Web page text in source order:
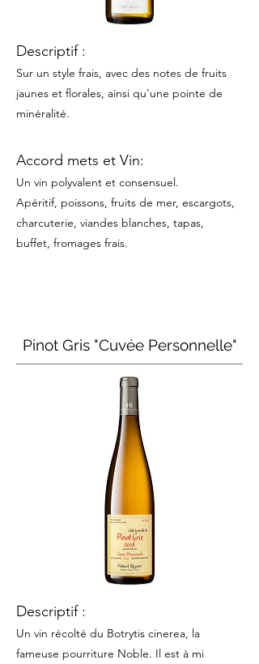
Descriptif :
Sur un style frais, avec des notes de fruits
jaunes et florales, ainsi qu'une pointe de
minéralité.
Accord mets et Vin:
Un vin polyvalent et consensuel.
Apéritif, poissons, fruits de mer, escargots,
charcuterie, viandes blanches, tapas,
buffet, fromages frais.
Pinot Gris "Cuvée Personnelle"
Descriptif :
Un vin récolté du Botrytis cinerea, la
fameuse pourriture Noble. Il est à mi